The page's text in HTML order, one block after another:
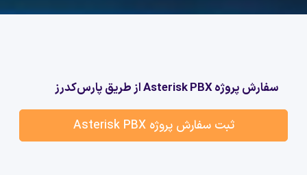
سفارش پروژه Asterisk PBX از طریق پارس‌کدرز
ثبت سفارش پروژه Asterisk PBX